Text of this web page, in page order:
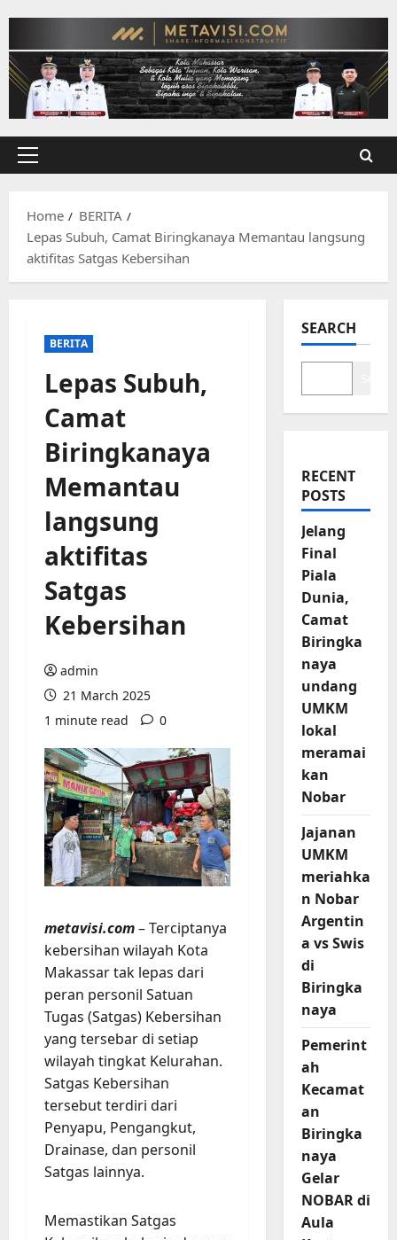
content
Primary
Home
BERITA
Lepas Subuh, Camat Biringkanaya Memantau langsung
aktifitas Satgas Kebersihan
BERITA
Lepas Subuh,
Camat
Biringkanaya
Memantau
langsung
aktifitas
Satgas
Kebersihan
admin
21 March 2025
1 minute read
0
metavisi.com– Terciptanya
kebersihan wilayah Kota
Makassar tak lepas dari
peran personil Satuan
Tugas (Satgas) Kebersihan
yang tersebar di setiap
wilayah tingkat Kelurahan.
Satgas Kebersihan
tersebut terdiri dari
Penyapu, Pengangkut,
Drainase, dan personil
Satgas lainnya.
Memastikan Satgas
SEARCH
RECENT
POSTS
Jelang
Final
Piala
Dunia,
Camat
Biringka
naya
undang
UMKM
lokal
meramai
kan
Nobar
Jajanan
UMKM
meriahka
n Nobar
Argentin
a vs Swis
di
Biringka
naya
Pemerint
ah
Kecamat
an
Biringka
naya
Gelar
NOBAR di
Aula